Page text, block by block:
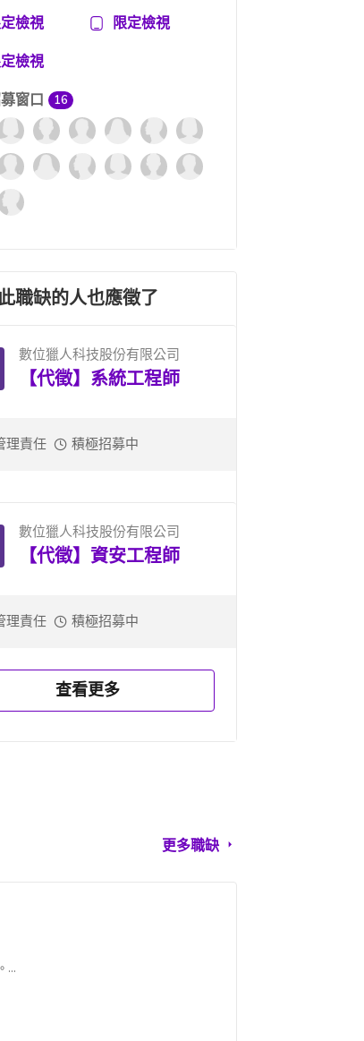
檢視
限定檢視
檢視
窗口
16
職缺的人也應徵了
數位獵人科技股份有限公司
【代徵】系統工程師
理責任 積極招募中
數位獵人科技股份有限公司
【代徵】資安工程師
理責任 積極招募中
查看更多
更多職缺
...